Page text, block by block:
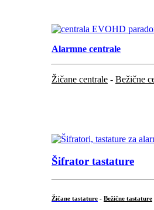
Alarmne centrale
Žičane centrale - Bežične
Šifrator tastature
Žičane tastature - Bežične tastature